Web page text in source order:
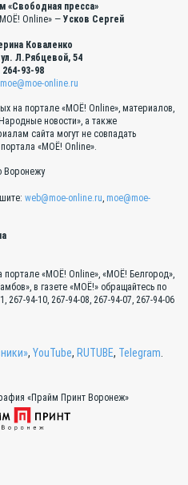
«Свободная пресса»
Online» — Усков Сергей
Коваленко
Л.Рябцевой, 54
264-93-98
moe@moe-online.ru
на портале «МОЁ! Online», материалов,
новости», а также
сайта могут не совпадать
«МОЁ! Online».
Воронежу
web@moe-online.ru, moe@moe-
«МОЁ! Online», «МОЁ! Белгород»,
в газете «МОЁ!» обращайтесь по
94-10, 267-94-08, 267-94-07, 267-94-06
, YouTube, RUTUBE, Telegram
«Прайм Принт Воронеж»